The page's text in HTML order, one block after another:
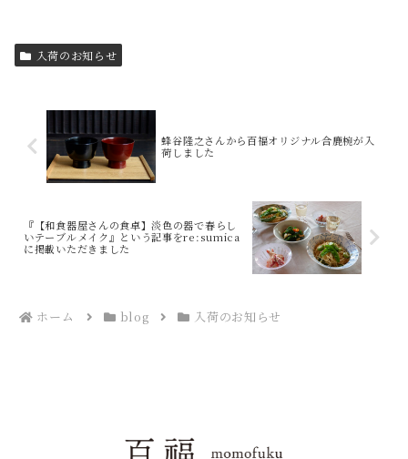
入荷のお知らせ
蜂谷隆之さんから百福オリジナル合鹿椀が入
荷しました
『【和食器屋さんの食卓】淡色の器で春らし
いテーブルメイク』という記事をre:sumica
に掲載いただきました
ホーム blog 入荷のお知らせ